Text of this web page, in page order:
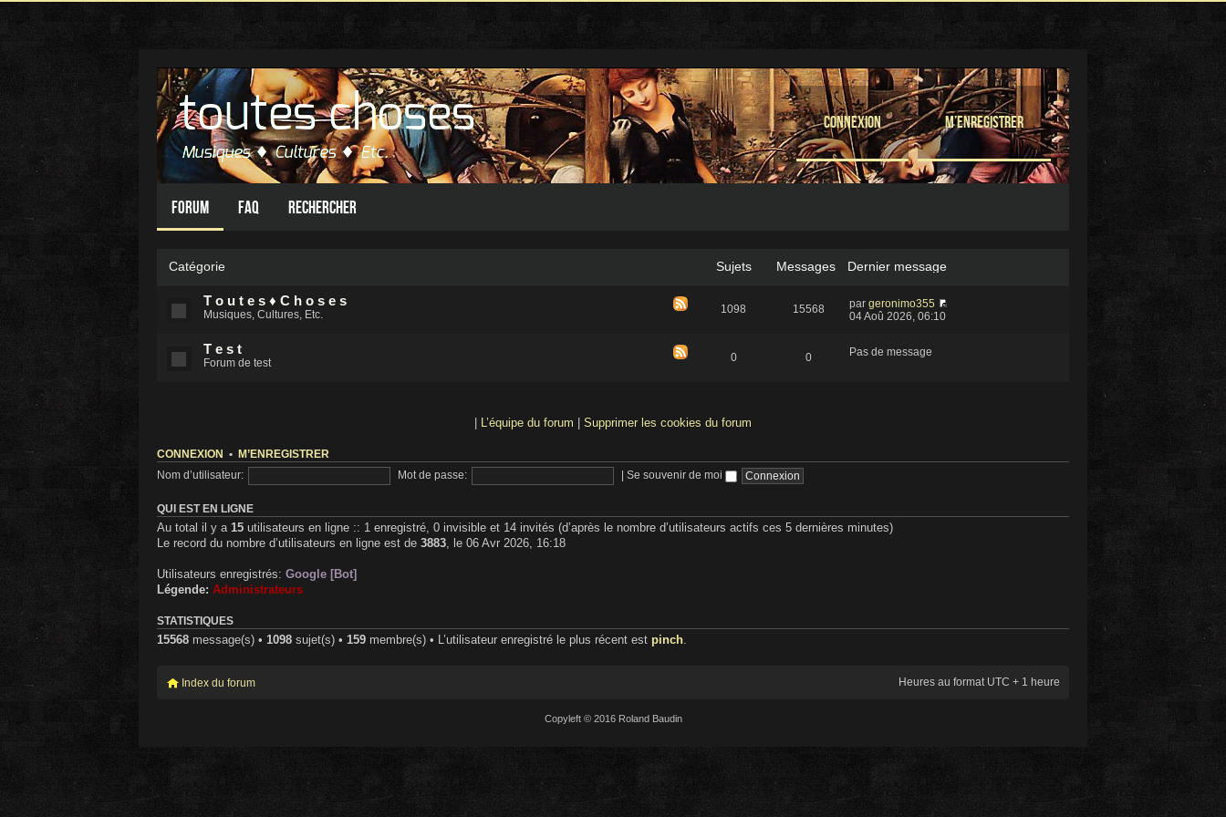
Connexion M’enregistrer
Forum FAQ Rechercher
Catégorie Sujets Messages Dernier message
T o u t e s ♦ C h o s e s
Musiques, Cultures, Etc. 1098 15568 par geronimo355
04 Aoû 2026, 06:10
T e s t
Forum de test 0 0 Pas de message
L’équipe du forum Supprimer les cookies du forum
CONNEXION • M’ENREGISTRER
Nom d’utilisateur: Mot de passe: Se souvenir de moi
QUI EST EN LIGNE
Au total il y a 15 utilisateurs en ligne :: 1 enregistré, 0 invisible et 14 invités (d’après le nombre d’utilisateurs actifs ces 5 dernières minutes)
Le record du nombre d’utilisateurs en ligne est de 3883, le 06 Avr 2026, 16:18
Utilisateurs enregistrés: Google [Bot]
Légende: Administrateurs
STATISTIQUES
15568 message(s) • 1098 sujet(s) • 159 membre(s) • L’utilisateur enregistré le plus récent est pinch.
Index du forum Heures au format UTC + 1 heure
Copyleft © 2016 Roland Baudin